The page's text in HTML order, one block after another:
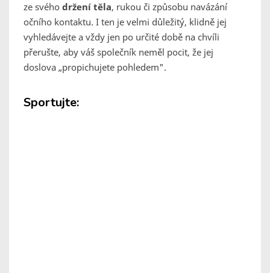
ze svého držení těla, rukou či způsobu navázání
očního kontaktu. I ten je velmi důležitý, klidně jej
vyhledávejte a vždy jen po určité době na chvíli
přerušte, aby váš společník neměl pocit, že jej
doslova „propichujete pohledem".
Sportujte: